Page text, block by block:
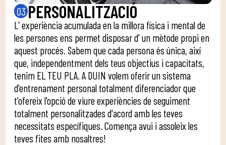
03 PERSONALITZACIÓ
L' experiència acumulada en la millora física i mental de
les persones ens permet disposar d' un mètode propi en
aquest procés. Sabem que cada persona és única, així
que, independentment dels teus objectius i capacitats,
tenim EL TEU PLA. A DUIN volem oferir un sistema
d'entrenament personal totalment diferenciador que
t'ofereix l'opció de viure experiències de seguiment
totalment personalitzades d'acord amb les teves
necessitats específiques. Comença avui i assoleix les
teves fites amb nosaltres!